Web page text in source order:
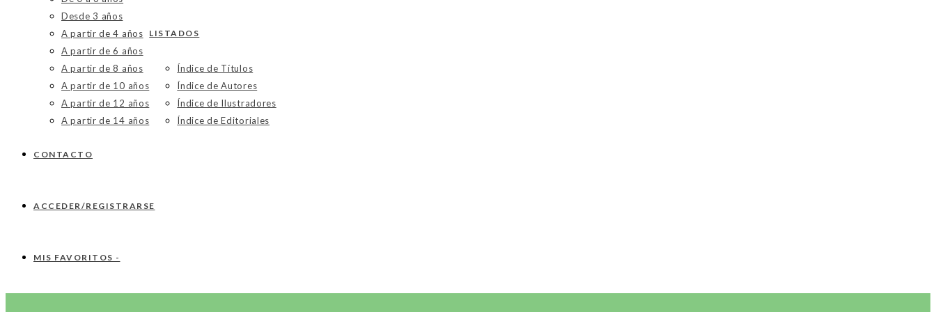
Desde 3 años
A partir de 4 años
A partir de 6 años
A partir de 8 años
A partir de 10 años
A partir de 12 años
A partir de 14 años
LISTADOS
Índice de Títulos
Índice de Autores
Índice de Ilustradores
Índice de Editoriales
CONTACTO
ACCEDER/REGISTRARSE
MIS FAVORITOS -